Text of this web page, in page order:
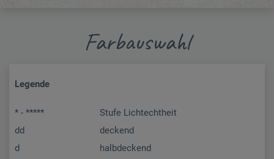
Farbauswahl
Legende
* - *****
Stufe Lichtechtheit
dd
deckend
d
halbdeckend